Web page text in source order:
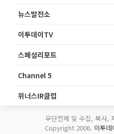
뉴스발전소
이투데이TV
스페셜리포트
Channel 5
위너스IR클럽
무단전재 및 수집, 복사,
Copyright 2006. 이투데